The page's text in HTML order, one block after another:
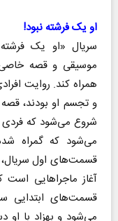
او یک فرشته نبود!
سریال «او یک
موسیقی و قصه
همراه کند. روایت
و تجسم او بودند،
شروع می‌شود که فردی
می‌شود که گمراه
قسمت‌های اول سریال،
آغاز ماجراهایی
قسمت‌های ابتدایی
می‌شود و بهزاد با